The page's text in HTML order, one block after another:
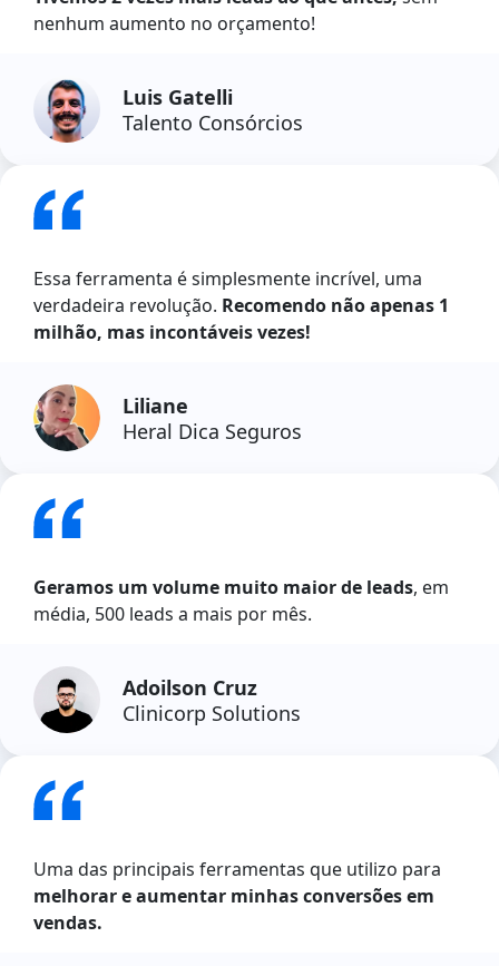
nenhum aumento no orçamento!
Luis Gatelli
Talento Consórcios
Essa ferramenta é simplesmente incrível, uma
verdadeira revolução. Recomendo não apenas 1
milhão, mas incontáveis vezes!
Liliane
Heral Dica Seguros
Geramos um volume muito maior de leads, em
média, 500 leads a mais por mês.
Adoilson Cruz
Clinicorp Solutions
Uma das principais ferramentas que utilizo para
melhorar e aumentar minhas conversões em
vendas.